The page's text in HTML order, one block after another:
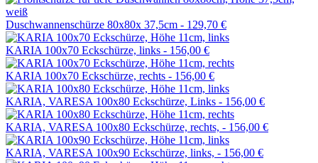
Duschwannenschürze 80x80x 37,5cm - 129,70 €
KARIA 100x70 Eckschürze, links - 156,00 €
KARIA 100x70 Eckschürze, rechts - 156,00 €
KARIA, VARESA 100x80 Eckschürze, Links - 156,00 €
KARIA, VARESA 100x80 Eckschürze, rechts, - 156,00 €
KARIA, VARESA 100x90 Eckschürze, links, - 156,00 €